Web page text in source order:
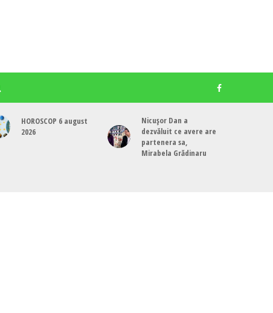
HOROSCOP 6 august
2026
Nicușor Dan a
dezvăluit ce avere are
partenera sa,
Mirabela Grădinaru